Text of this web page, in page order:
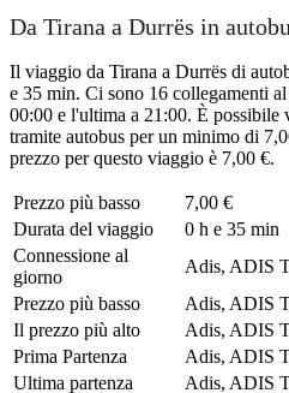
Da Tirana a Durrës in
Il viaggio da Tirana a Durrës di
e 35 min. Ci sono 16 collegamenti
00:00 e l'ultima a 21:00. È possibile
tramite autobus per un minimo di
prezzo per questo viaggio è 7,00 €.
Prezzo più basso
7,00 €
Durata del viaggio
0 h e 35 min
Connessione al
giorno
Adis, ADIS
Prezzo più basso
Adis, ADIS
Il prezzo più alto
Adis, ADIS
Prima Partenza
Adis, ADIS
Ultima partenza
Adis, ADIS